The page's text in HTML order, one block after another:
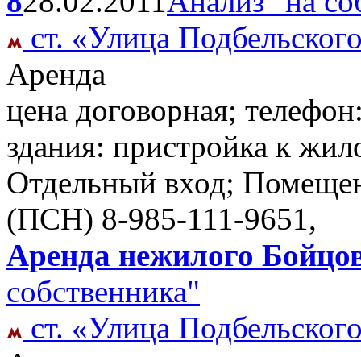
ст. «Улица
Аренда
цена договорная;
здания: пристройка к
Отдельный вход;
(ПСН) 8-985-111-9651,
Аренда нежилого
собственника"
ст. «Улица